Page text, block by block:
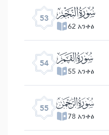
53 ﯢ
62 አንቀፅ
54 ﯣ
55 አንቀፅ
55 ﯤ
78 አንቀፅ